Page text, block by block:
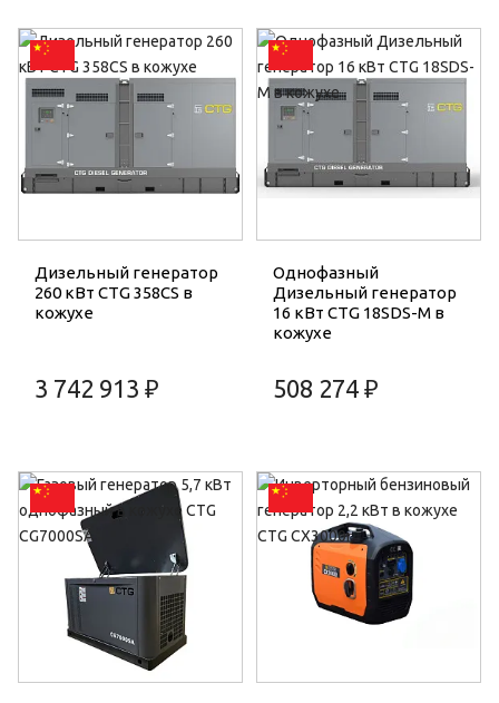
Дизельный генератор
260 кВт CTG 358CS в
кожухе
3 742 913 ₽
Однофазный
Дизельный генератор
16 кВт CTG 18SDS-M в
кожухе
508 274 ₽